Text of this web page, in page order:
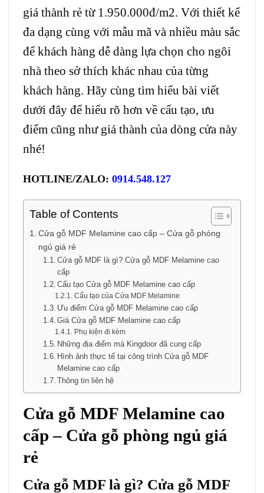
giá thành rẻ từ 1.950.000đ/m2. Với thiết kế
đa dạng cùng với mẫu mã và nhiều màu sắc
để khách hàng dễ dàng lựa chọn cho ngôi
nhà theo sở thích khác nhau của từng
khách hàng. Hãy cùng tìm hiểu bài viết
dưới đây để hiểu rõ hơn về cấu tạo, ưu
điểm cũng như giá thành của dòng cửa này
nhé!
HOTLINE/ZALO: 0914.548.127
Table of Contents
Cửa gỗ MDF Melamine cao cấp – Cửa gỗ phòng
ngủ giá rẻ
Cửa gỗ MDF là gì? Cửa gỗ MDF Melamine cao
cấp
Cấu tạo Cửa gỗ MDF Melamine cao cấp
Cấu tạo của Cửa MDF Melamine
Ưu điểm Cửa gỗ MDF Melamine cao cấp
Giá Cửa gỗ MDF Melamine cao cấp
Phụ kiện đi kèm
Những địa điểm mà Kingdoor đã cung cấp
Hình ảnh thực tế tại công trình Cửa gỗ MDF
Melamine cao cấp
Thông tin liên hệ
Cửa gỗ MDF Melamine cao
cấp – Cửa gỗ phòng ngủ giá
rẻ
Cửa gỗ MDF là gì? Cửa gỗ MDF